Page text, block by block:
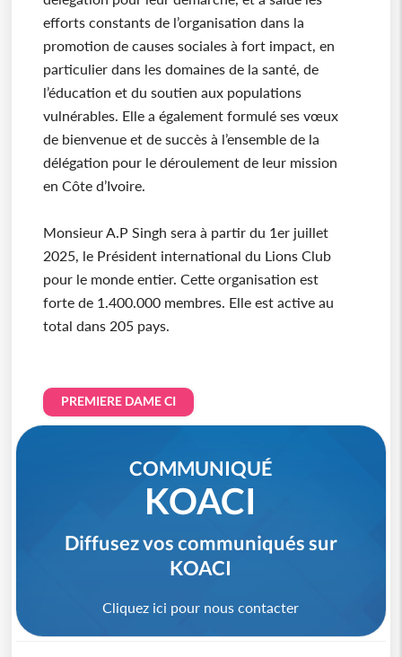
efforts constants de l’organisation dans la
promotion de causes sociales à fort impact, en
particulier dans les domaines de la santé, de
l’éducation et du soutien aux populations
vulnérables. Elle a également formulé ses vœux
de bienvenue et de succès à l’ensemble de la
délégation pour le déroulement de leur mission
en Côte d’Ivoire.
Monsieur A.P Singh sera à partir du 1er juillet
2025, le Président international du Lions Club
pour le monde entier. Cette organisation est
forte de 1.400.000 membres. Elle est active au
total dans 205 pays.
PREMIERE DAME CI
COMMUNIQUÉ
KOACI
Diffusez vos communiqués sur
KOACI
Cliquez ici pour nous contacter